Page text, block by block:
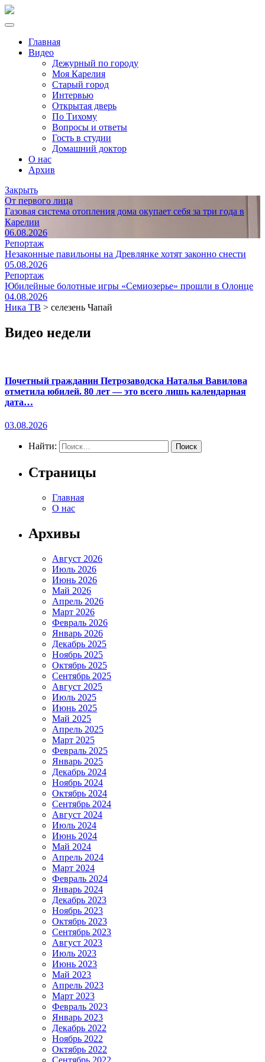
Главная
Видео
Дежурный по городу
Моя Карелия
Старый город
Интервью
Открытая дверь
По Тихому
Вопросы и ответы
Гость в студии
Домашний доктор
О нас
Архив
Закрыть
От первого лица
Газовая система отопления дома окупает себя за три года в
Карелии
06.08.2026
Репортаж
Незаконные павильоны на Древлянке хотят законно снести
05.08.2026
Репортаж
Юбилейные болотные игры «Семиозерье» прошли в Олонце
04.08.2026
Ника ТВ > селезень Чапай
Видео недели
Почетный гражданин Петрозаводска Наталья Вавилова
отметила юбилей. 80 лет — это всего лишь календарная
дата…
03.08.2026
Найти:
Страницы
Главная
О нас
Архивы
Август 2026
Июль 2026
Июнь 2026
Май 2026
Апрель 2026
Март 2026
Февраль 2026
Январь 2026
Декабрь 2025
Ноябрь 2025
Октябрь 2025
Сентябрь 2025
Август 2025
Июль 2025
Июнь 2025
Май 2025
Апрель 2025
Март 2025
Февраль 2025
Январь 2025
Декабрь 2024
Ноябрь 2024
Октябрь 2024
Сентябрь 2024
Август 2024
Июль 2024
Июнь 2024
Май 2024
Апрель 2024
Март 2024
Февраль 2024
Январь 2024
Декабрь 2023
Ноябрь 2023
Октябрь 2023
Сентябрь 2023
Август 2023
Июль 2023
Июнь 2023
Май 2023
Апрель 2023
Март 2023
Февраль 2023
Январь 2023
Декабрь 2022
Ноябрь 2022
Октябрь 2022
Сентябрь 2022